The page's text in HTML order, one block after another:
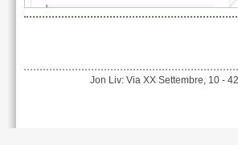
Jon Liv: Via XX Settembre, 10 -